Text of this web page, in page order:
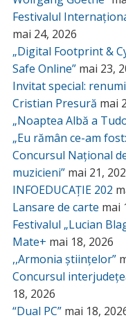
Festivalul
mai 24, 2026
„Digital Footprint &
Safe Online” mai 23,
Invitat special:
Cristian Presură mai
„Noaptea Albă a
„Eu rămân ce-am
Concursul Național
muzicieni” mai 21,
INFOEDUCAȚIE 202
Lansare de carte mai
Festivalul „Lucian
Mate+ mai 18, 2026
,,Armonia științelor”
Concursul
18, 2026
“Dual PC” mai 18,